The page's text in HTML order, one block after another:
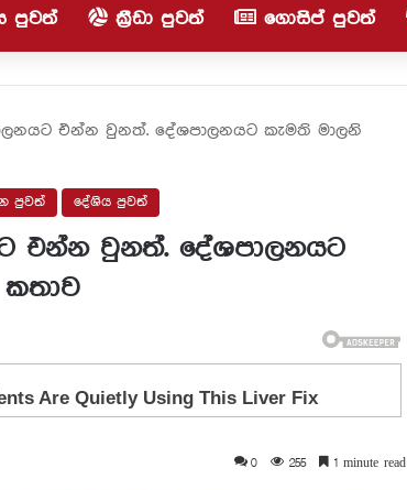
පුවත් ක්‍රීඩා පුවත් ගොසිප් පුවත්
එන්න වුනත්. දේශපාලනයට කැමති මාලනි
පුවත් දේශිය පුවත්
එන්න වුනත්. දේශපාලනයට
0 255 1 minute read